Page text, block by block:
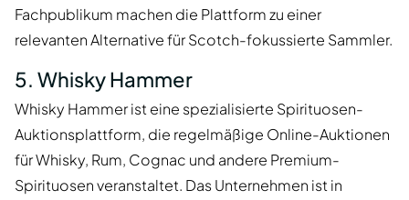
Fachpublikum machen die Plattform zu einer
relevanten Alternative für Scotch-fokussierte Sammler.
5. Whisky Hammer
Whisky Hammer ist eine spezialisierte Spirituosen-
Auktionsplattform, die regelmäßige Online-Auktionen
für Whisky, Rum, Cognac und andere Premium-
Spirituosen veranstaltet. Das Unternehmen ist in